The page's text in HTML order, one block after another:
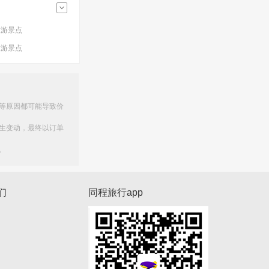
景点
景点
原因都可能导致价
变动，最终以订单
同程旅行app